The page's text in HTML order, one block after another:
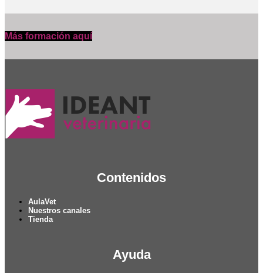
Más formación aquí
Contenidos
AulaVet
Nuestros canales
Tienda
Ayuda